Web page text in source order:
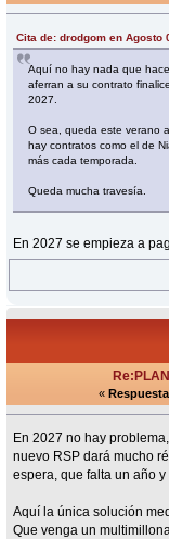
Cita de: drodgom en Agosto
Aquí no hay nada que
aferran a su contrato
2027.
O sea, queda este verano
hay contratos como el de
más cada temporada.
Queda mucha travesía.
En 2027 se empieza a
«
En 2027 no hay
nuevo RSP dará mucho
espera, que falta un año y
Aquí la única solución
Que venga un